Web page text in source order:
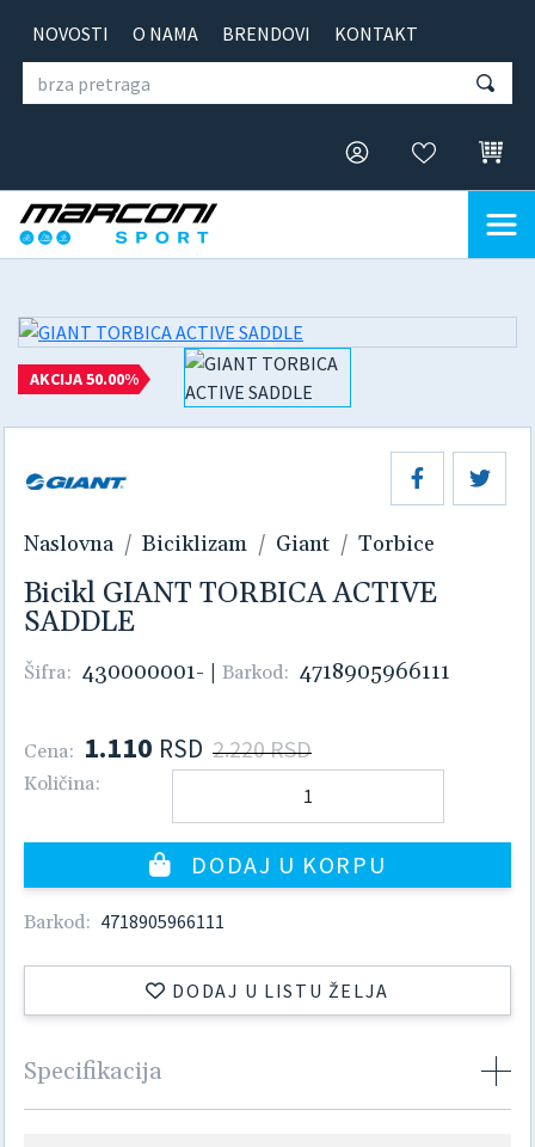
NOVOSTI O NAMA BRENDOVI KONTAKT
AKCIJA 50.00%
Naslovna Biciklizam Giant Torbice
Bicikl GIANT TORBICA ACTIVE
SADDLE
Šifra: 430000001- | Barkod: 4718905966111
Cena: 1.110 RSD 2.220 RSD
Količina:
DODAJ U KORPU
Barkod: 4718905966111
DODAJ U LISTU ŽELJA
Specifikacija